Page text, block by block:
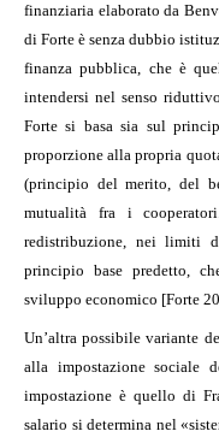
finanziaria elaborato da
di Forte è senza dubbio
finanza pubblica, che è
intendersi nel senso
Forte si basa sia sul
proporzione alla propria
(principio del merito, del
mutualità fra i
redistribuzione, nei limiti
principio base predetto,
sviluppo economico [Forte
Un’altra possibile variante
alla impostazione sociale
impostazione è quello di
salario si determina nel